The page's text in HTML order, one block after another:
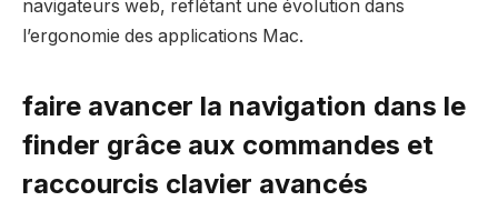
navigateurs web, reflétant une évolution dans
l’ergonomie des applications Mac.
faire avancer la navigation dans le
finder grâce aux commandes et
raccourcis clavier avancés